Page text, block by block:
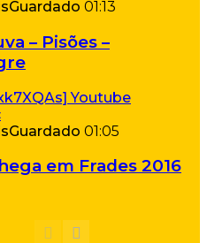
Guardado 01:13
– Pisões –
Guardado 01:05
em Frades 2016